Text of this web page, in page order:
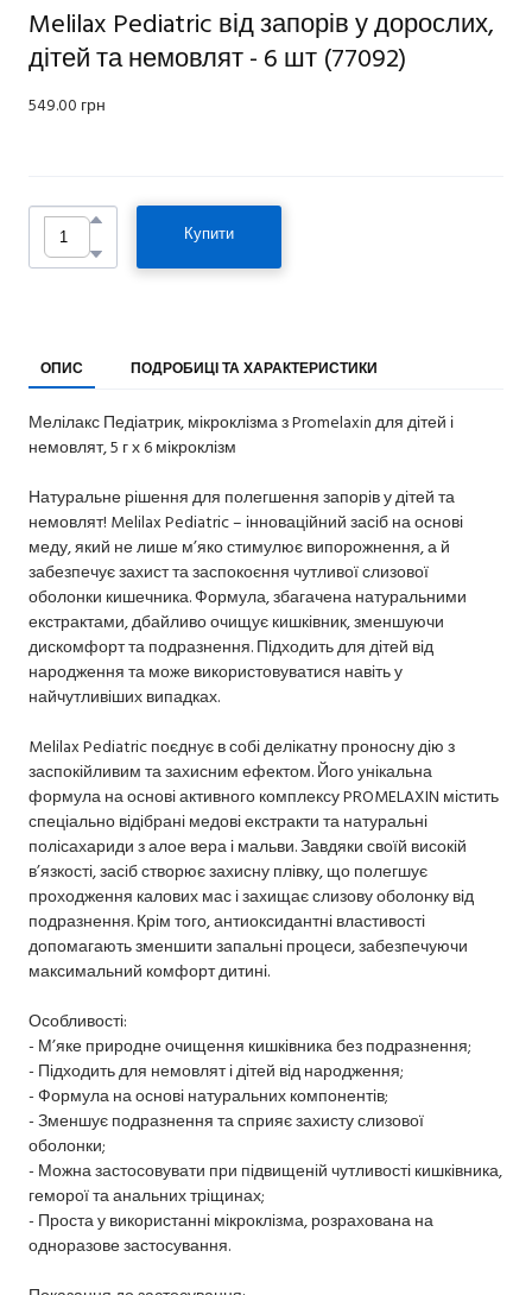
Melilax Pediatric від запорів у дорослих,
дітей та немовлят - 6 шт (77092)
549.00 грн
Купити
ОПИС ПОДРОБИЦІ ТА ХАРАКТЕРИСТИКИ
Мелілакс Педіатрик, мікроклізма з Promelaxin для дітей і
немовлят, 5 г х 6 мікроклізм
Натуральне рішення для полегшення запорів у дітей та
немовлят! Melilax Pediatric – інноваційний засіб на основі
меду, який не лише м’яко стимулює випорожнення, а й
забезпечує захист та заспокоєння чутливої слизової
оболонки кишечника. Формула, збагачена натуральними
екстрактами, дбайливо очищує кишківник, зменшуючи
дискомфорт та подразнення. Підходить для дітей від
народження та може використовуватися навіть у
найчутливіших випадках.
Melilax Pediatric поєднує в собі делікатну проносну дію з
заспокійливим та захисним ефектом. Його унікальна
формула на основі активного комплексу PROMELAXIN містить
спеціально відібрані медові екстракти та натуральні
полісахариди з алое вера і мальви. Завдяки своїй високій
в’язкості, засіб створює захисну плівку, що полегшує
проходження калових мас і захищає слизову оболонку від
подразнення. Крім того, антиоксидантні властивості
допомагають зменшити запальні процеси, забезпечуючи
максимальний комфорт дитині.
Особливості:
- М’яке природне очищення кишківника без подразнення;
- Підходить для немовлят і дітей від народження;
- Формула на основі натуральних компонентів;
- Зменшує подразнення та сприяє захисту слизової
оболонки;
- Можна застосовувати при підвищеній чутливості кишківника,
геморої та анальних тріщинах;
- Проста у використанні мікроклізма, розрахована на
одноразове застосування.